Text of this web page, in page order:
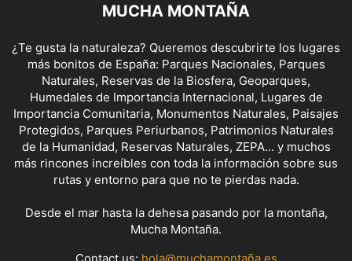
MUCHA MONTAÑA
¿Te gusta la naturaleza? Queremos descubrirte los lugares
más bonitos de España: Parques Nacionales, Parques
Naturales, Reservas de la Biosfera, Geoparques,
Humedales de Importancia Internacional, Lugares de
Importancia Comunitaria, Monumentos Naturales, Paisajes
Protegidos, Parques Periurbanos, Patrimonios Naturales
de la Humanidad, Reservas Naturales, ZEPA... y muchos
más rincones increíbles con toda la información sobre sus
rutas y entorno para que no te pierdas nada.
Desde el mar hasta la dehesa pasando por la montaña,
Mucha Montaña.
Contact us: hola@muchamontaña.es